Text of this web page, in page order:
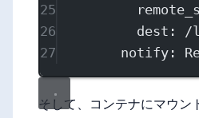
25
26
dest : /
27
notify :
そして、コンテナにマウン